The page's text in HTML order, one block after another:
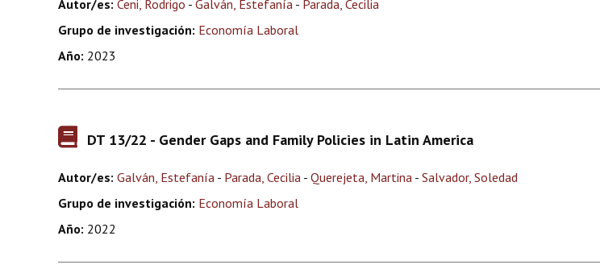
Autor/es: Ceni, Rodrigo - Galván, Estefanía - Parada, Cecilia
Grupo de investigación: Economía Laboral
Año: 2023
DT 13/22 - Gender Gaps and Family Policies in Latin America
Autor/es: Galván, Estefanía - Parada, Cecilia - Querejeta, Martina - Salvador, Soledad
Grupo de investigación: Economía Laboral
Año: 2022